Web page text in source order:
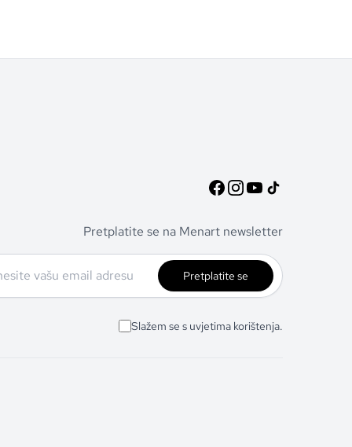
Pretplatite se na Menart newsletter
Pretplatite se
Slažem se s uvjetima korištenja.